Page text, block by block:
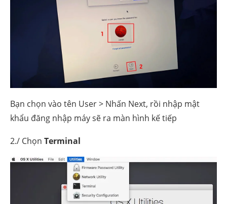
Bạn chọn vào tên User > Nhấn Next, rồi nhập mật
khẩu đăng nhập máy sẽ ra màn hình kế tiếp
2./ Chọn Terminal